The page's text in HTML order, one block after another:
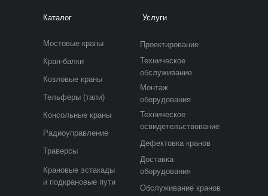
Каталог
Мостовые краны
Козловые краны
Консольные краны
Услуги
Проектирование
Монтаж
оборудования
Кран-балки
Тельферы (тали)
Траверсы
Крановые эстакады
и подкрановые пути
Радиоуправление
Доставка
оборудования
Техническое
обслуживание
Техническое
освидетельствование
Дефектовка кранов
Обслуживание кранов